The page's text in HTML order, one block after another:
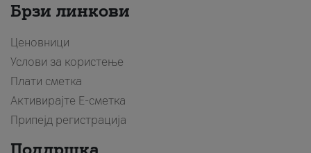
Брзи линкови
Ценовници
Услови за користење
Плати сметка
Активирајте Е-сметка
Припејд регистрација